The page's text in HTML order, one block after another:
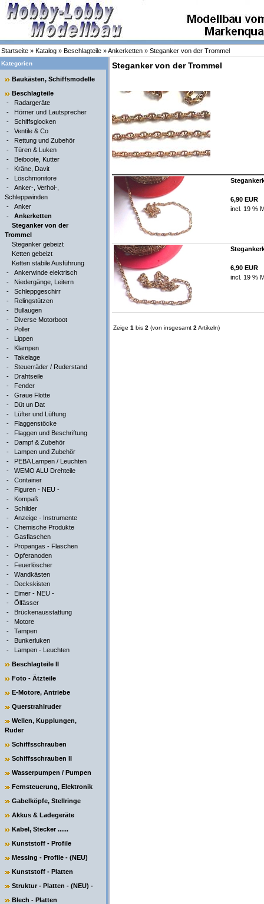
Startseite » Katalog » Beschlagteile »Ankerketten » Steganker von der Trommel
Kategorien
Baukästen, Schiffsmodelle
Beschlagteile
- Radargeräte
- Hörner und Lautsprecher
- Schiffsglocken
- Ventile & Co
- Rettung und Zubehör
- Türen & Luken
- Beiboote, Kutter
- Kräne, Davit
- Löschmonitore
- Anker-, Verhol-,
Schleppwinden
- Anker
- Ankerketten
Steganker von der
Trommel
Steganker gebeizt
Ketten gebeizt
Ketten stabile Ausführung
- Ankerwinde elektrisch
- Niedergänge, Leitern
- Schleppgeschirr
- Relingstützen
- Bullaugen
- Diverse Motorboot
- Poller
- Lippen
- Klampen
- Takelage
- Steuerräder / Ruderstand
- Drahtseile
- Fender
- Graue Flotte
- Düt un Dat
- Lüfter und Lüftung
- Flaggenstöcke
- Flaggen und Beschriftung
- Dampf & Zubehör
- Lampen und Zubehör
- PEBA Lampen / Leuchten
- WEMO ALU Drehteile
- Container
- Figuren - NEU -
- Kompaß
- Schilder
- Anzeige - Instrumente
- Chemische Produkte
- Gasflaschen
- Propangas - Flaschen
- Opferanoden
- Feuerlöscher
- Wandkästen
- Deckskisten
- Eimer - NEU -
- Ölfässer
- Brückenausstattung
- Motore
- Tampen
- Bunkerluken
- Lampen - Leuchten
Beschlagteile II
Foto - Ätzteile
E-Motore, Antriebe
Querstrahlruder
Wellen, Kupplungen,
Ruder
Schiffsschrauben
Schiffsschrauben II
Wasserpumpen / Pumpen
Fernsteuerung, Elektronik
Gabelköpfe, Stellringe
Akkus & Ladegeräte
Kabel, Stecker ......
Kunststoff - Profile
Messing - Profile - (NEU)
Kunststoff - Platten
Struktur - Platten - (NEU) -
Blech - Platten
Steganker von der Trommel
6,90 EUR
incl. 19 %
6,90 EUR
incl. 19 %
Zeige 1 bis 2 (von insgesamt 2 Artikeln)